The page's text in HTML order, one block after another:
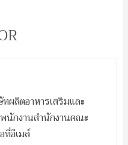
ผลิตอาหารเสริมและ
พนักงานสำนักงานคณะ
ที่อีเมล์